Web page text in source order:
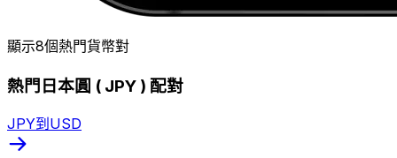
顯示8個熱門貨幣對
熱門日本圓 ( JPY ) 配對
JPY到USD